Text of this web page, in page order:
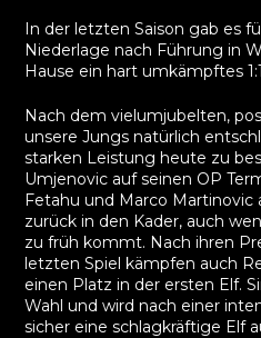
In der letzten Saison gab es
Niederlage nach Führung in
Hause ein hart umkämpftes
Nach dem vielumjubelten,
unsere Jungs natürlich
starken Leistung heute zu
Umjenovic auf seinen OP
Fetahu und Marco
zurück in den Kader, auch
zu früh kommt. Nach ihren
letzten Spiel kämpfen auch
einen Platz in der ersten Elf.
Wahl und wird nach einer
sicher eine schlagkräftige Elf